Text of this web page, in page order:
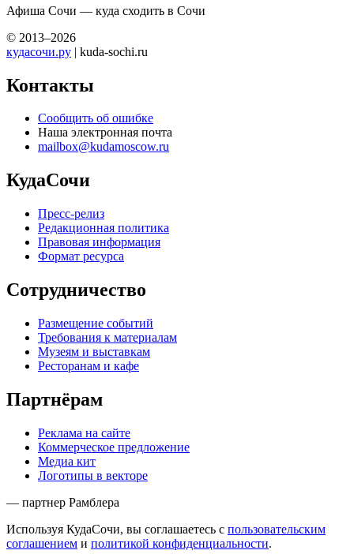
Афиша Сочи — куда сходить в Сочи
© 2013–2026
кудасочи.ру | kuda-sochi.ru
Контакты
Сообщить об ошибке
Наша электронная почта
mailbox@kudamoscow.ru
КудаСочи
Пресс-релиз
Редакционная политика
Правовая информация
Формат ресурса
Сотрудничество
Размещение событий
Требования к материалам
Музеям и выставкам
Ресторанам и кафе
Партнёрам
Реклама на сайте
Коммерческое предложение
Медиа кит
Логотипы в векторе
— партнер Рамблера
Используя КудаСочи, вы соглашаетесь с пользовательским
соглашением и политикой конфиденциальности.